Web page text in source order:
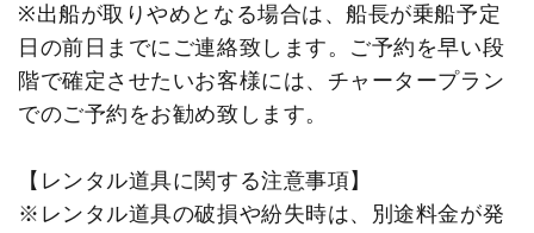
※出船が取りやめとなる場合は、船長が乗船予定
日の前日までにご連絡致します。ご予約を早い段
階で確定させたいお客様には、チャータープラン
でのご予約をお勧め致します。
【レンタル道具に関する注意事項】
※レンタル道具の破損や紛失時は、別途料金が発